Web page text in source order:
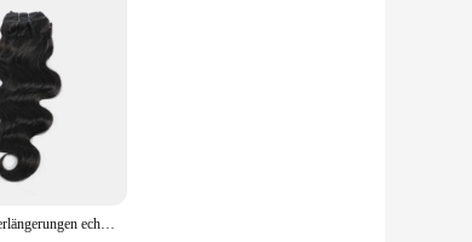
Clip in Haar verlängerungen echte menschliche Haars pange ins remy menschliche Haars pange in Verlängerungen unsichtbare natürliche Körper welle nahtlos